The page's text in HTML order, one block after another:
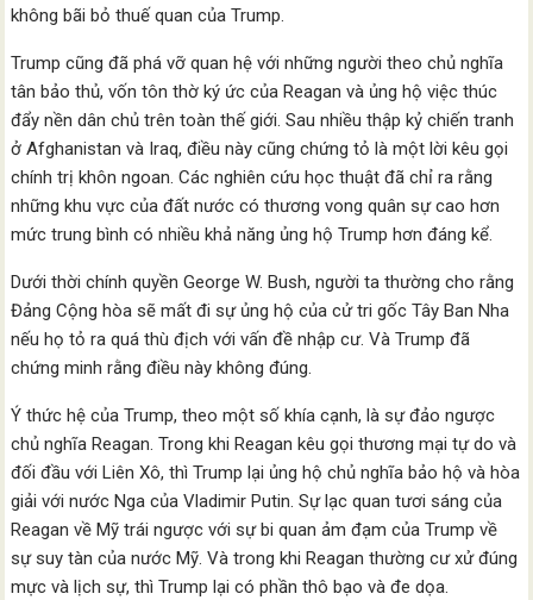
không bãi bỏ thuế quan của Trump.
Trump cũng đã phá vỡ quan hệ với những người theo chủ nghĩa
tân bảo thủ, vốn tôn thờ ký ức của Reagan và ủng hộ việc thúc
đẩy nền dân chủ trên toàn thế giới. Sau nhiều thập kỷ chiến tranh
ở Afghanistan và Iraq, điều này cũng chứng tỏ là một lời kêu gọi
chính trị khôn ngoan. Các nghiên cứu học thuật đã chỉ ra rằng
những khu vực của đất nước có thương vong quân sự cao hơn
mức trung bình có nhiều khả năng ủng hộ Trump hơn đáng kể.
Dưới thời chính quyền George W. Bush, người ta thường cho rằng
Đảng Cộng hòa sẽ mất đi sự ủng hộ của cử tri gốc Tây Ban Nha
nếu họ tỏ ra quá thù địch với vấn đề nhập cư. Và Trump đã
chứng minh rằng điều này không đúng.
Ý thức hệ của Trump, theo một số khía cạnh, là sự đảo ngược
chủ nghĩa Reagan. Trong khi Reagan kêu gọi thương mại tự do và
đối đầu với Liên Xô, thì Trump lại ủng hộ chủ nghĩa bảo hộ và hòa
giải với nước Nga của Vladimir Putin. Sự lạc quan tươi sáng của
Reagan về Mỹ trái ngược với sự bi quan ảm đạm của Trump về
sự suy tàn của nước Mỹ. Và trong khi Reagan thường cư xử đúng
mực và lịch sự, thì Trump lại có phần thô bạo và đe dọa.